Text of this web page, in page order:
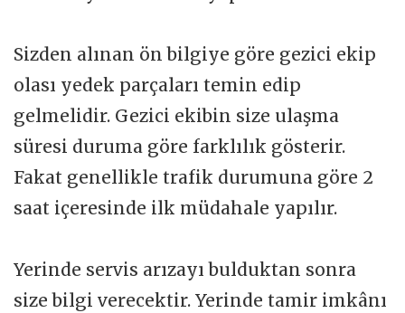
Sizden alınan ön bilgiye göre gezici ekip
olası yedek parçaları temin edip
gelmelidir. Gezici ekibin size ulaşma
süresi duruma göre farklılık gösterir.
Fakat genellikle trafik durumuna göre 2
saat içeresinde ilk müdahale yapılır.
Yerinde servis arızayı bulduktan sonra
size bilgi verecektir. Yerinde tamir imkânı